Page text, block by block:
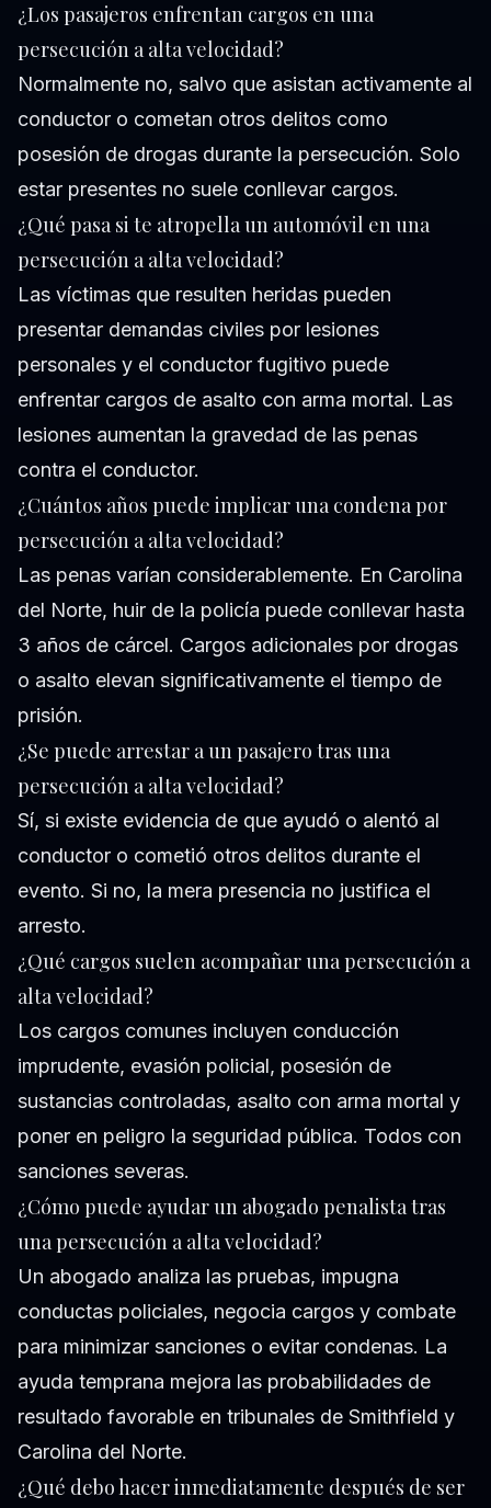
¿Los pasajeros enfrentan cargos en una
persecución a alta velocidad?
Normalmente no, salvo que asistan activamente al
conductor o cometan otros delitos como
posesión de drogas durante la persecución. Solo
estar presentes no suele conllevar cargos.
¿Qué pasa si te atropella un automóvil en una
persecución a alta velocidad?
Las víctimas que resulten heridas pueden
presentar demandas civiles por lesiones
personales y el conductor fugitivo puede
enfrentar cargos de asalto con arma mortal. Las
lesiones aumentan la gravedad de las penas
contra el conductor.
¿Cuántos años puede implicar una condena por
persecución a alta velocidad?
Las penas varían considerablemente. En Carolina
del Norte, huir de la policía puede conllevar hasta
3 años de cárcel. Cargos adicionales por drogas
o asalto elevan significativamente el tiempo de
prisión.
¿Se puede arrestar a un pasajero tras una
persecución a alta velocidad?
Sí, si existe evidencia de que ayudó o alentó al
conductor o cometió otros delitos durante el
evento. Si no, la mera presencia no justifica el
arresto.
¿Qué cargos suelen acompañar una persecución a
alta velocidad?
Los cargos comunes incluyen conducción
imprudente, evasión policial, posesión de
sustancias controladas, asalto con arma mortal y
poner en peligro la seguridad pública. Todos con
sanciones severas.
¿Cómo puede ayudar un abogado penalista tras
una persecución a alta velocidad?
Un abogado analiza las pruebas, impugna
conductas policiales, negocia cargos y combate
para minimizar sanciones o evitar condenas. La
ayuda temprana mejora las probabilidades de
resultado favorable en tribunales de Smithfield y
Carolina del Norte.
¿Qué debo hacer inmediatamente después de ser